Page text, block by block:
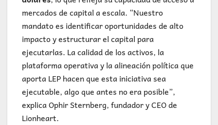
mercados de capital a escala. “Nuestro
mandato es identificar oportunidades de alto
impacto y estructurar el capital para
ejecutarlas. La calidad de los activos, la
plataforma operativa y la alineación política que
aporta LEP hacen que esta iniciativa sea
ejecutable, algo que antes no era posible”,
explica Ophir Sternberg, fundador y CEO de
Lionheart.